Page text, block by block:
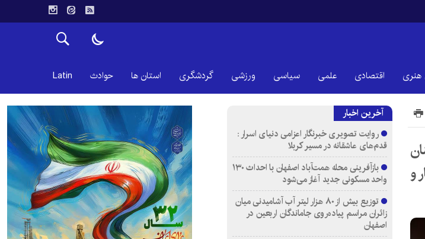
هنری اقتصادی علمی سیاسی ورزشی گردشگری استان ها حوادث Latin
و
آخرین اخبار
روایت تصویری خبرنگار اعزامی دنیای اسرار :
قدم‌های عاشقانه در مسیر کربلا
بازآفرینی محله همت‌آباد اصفهان با احداث ۱۳۰
واحد مسکونی جدید آغاز می‌شود
توزیع بیش از ۸۰ هزار لیتر آب آشامیدنی میان
زائران مراسم پیاده‌روی جاماندگان اربعین در
اصفهان